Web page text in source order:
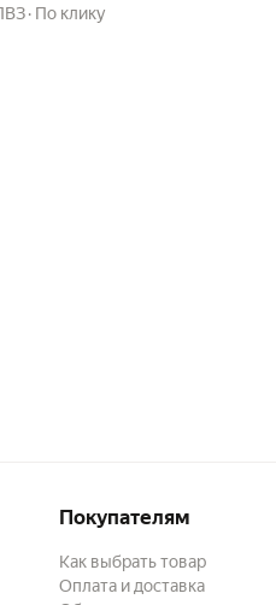
По клику
Покупателям
Как выбрать товар
Оплата и доставка